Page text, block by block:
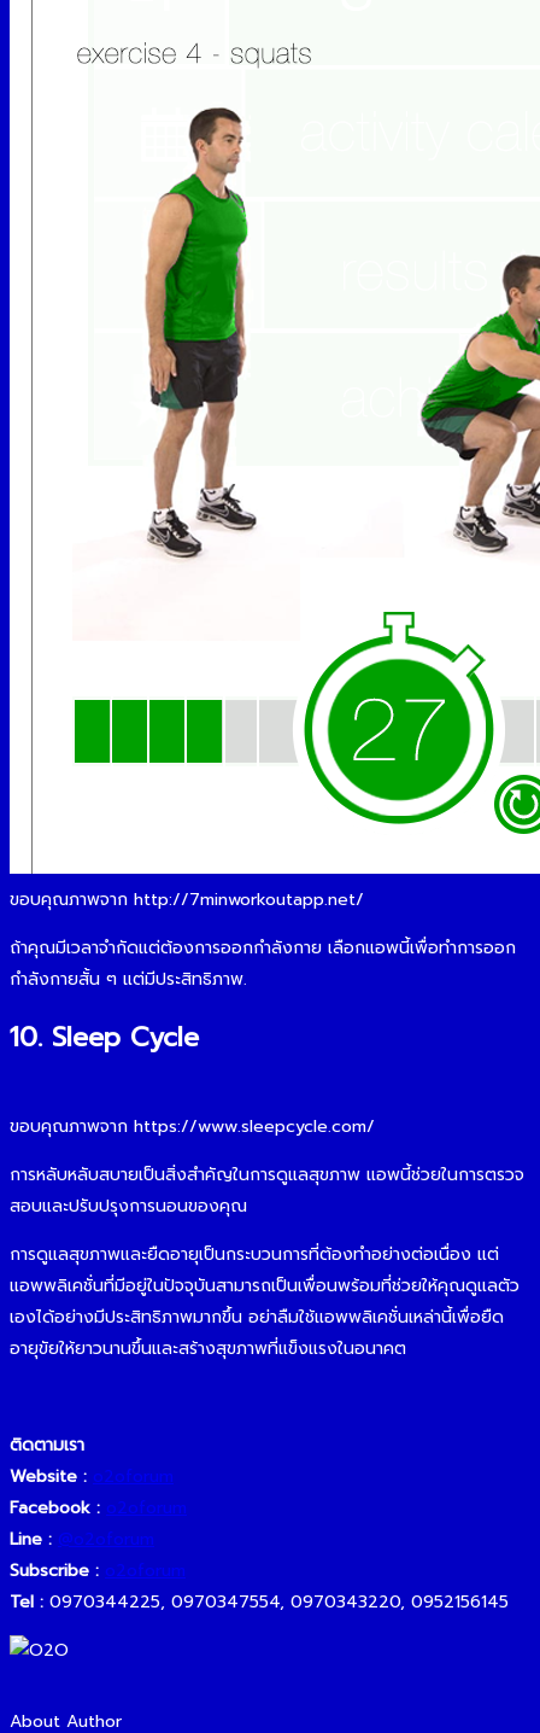
ขอบคุณภาพจาก http://7minworkoutapp.net/
ถ้าคุณมีเวลาจำกัดแต่ต้องการออกกำลังกาย เลือกแอพนี้เพื่อทำการออก
กำลังกายสั้น ๆ แต่มีประสิทธิภาพ.
10. Sleep Cycle
ขอบคุณภาพจาก https://www.sleepcycle.com/
การหลับหลับสบายเป็นสิ่งสำคัญในการดูแลสุขภาพ แอพนี้ช่วยในการตรวจ
สอบและปรับปรุงการนอนของคุณ
การดูแลสุขภาพและยืดอายุเป็นกระบวนการที่ต้องทำอย่างต่อเนื่อง แต่
แอพพลิเคชั่นที่มีอยู่ในปัจจุบันสามารถเป็นเพื่อนพร้อมที่ช่วยให้คุณดูแลตัว
เองได้อย่างมีประสิทธิภาพมากขึ้น อย่าลืมใช้แอพพลิเคชั่นเหล่านี้เพื่อยืด
อายุขัยให้ยาวนานขึ้นและสร้างสุขภาพที่แข็งแรงในอนาคต
ติดตามเรา
Website : o2oforum
Facebook : o2oforum
Line : @o2oforum
Subscribe : o2oforum
Tel : 0970344225, 0970347554, 0970343220, 0952156145
About Author